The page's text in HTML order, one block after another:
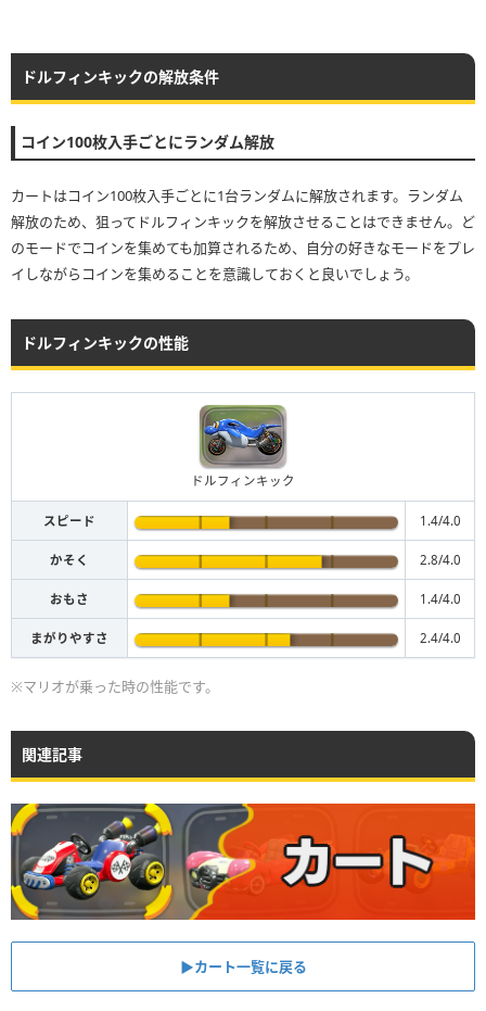
ドルフィンキックの解放条件
コイン100枚入手ごとにランダム解放
カートはコイン100枚入手ごとに1台ランダムに解放されます。ランダム
解放のため、狙ってドルフィンキックを解放させることはできません。ど
のモードでコインを集めても加算されるため、自分の好きなモードをプレ
イしながらコインを集めることを意識しておくと良いでしょう。
ドルフィンキックの性能
ドルフィンキック
スピード 1.4/4.0
かそく 2.8/4.0
おもさ 1.4/4.0
まがりやすさ 2.4/4.0
※マリオが乗った時の性能です。
関連記事
▶︎カート一覧に戻る